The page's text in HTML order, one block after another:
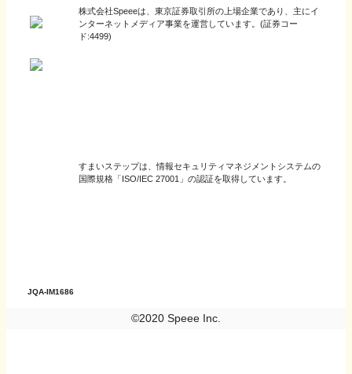
株式会社Speeeは、東京証券取引所の上場企業であり、主にイ
ンターネットメディア事業を運営しています。(証券コー
ド:4499)
JQA-IM1686
すまいステップは、情報セキュリティマネジメントシステムの
国際規格「ISO/IEC 27001」の認証を取得しています。
©2020 Speee Inc.